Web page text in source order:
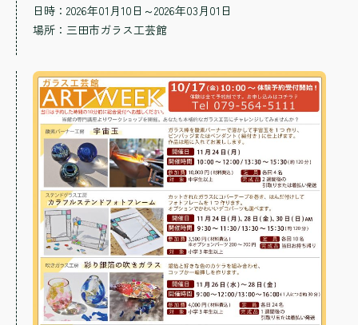
日時：2026年01月10日～2026年03月01日
場所： 三田市ガラス工芸館